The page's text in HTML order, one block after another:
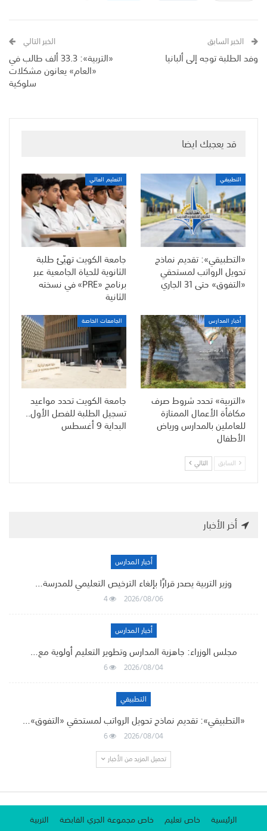
الخبر السابق
وفد الطلبة توجه إلى ألبانيا
الخبر التالي
«التربية»: 33.3 ألف طالب في
«العام» يعانون مشكلات
سلوكية
قد يعجبك ايضا
التطبيقي
«التطبيقي»: تقديم نماذج
تحويل الرواتب لمستحقي
«التفوق» حتى 31 الجاري
التعليم العالي
جامعة الكويت تهيّئ طلبة
الثانوية للحياة الجامعية عبر
برنامج «PRE» في نسخته
الثانية
أخبار المدارس
«التربية» تحدد شروط صرف
مكافأة الأعمال الممتازة
للعاملين بالمدارس ورياض
الأطفال
الجامعات الخاصة
جامعة الكويت تحدد مواعيد
تسجيل الطلبة للفصل الأول..
البداية 9 أغسطس
السابق التالي
أخر الأخبار
أخبار المدارس
وزير التربية يصدر قرارًا بإلغاء الترخيص التعليمي للمدرسة…
2026/08/06
4
أخبار المدارس
مجلس الوزراء: جاهزية المدارس وتطوير التعليم أولوية مع…
2026/08/04
6
التطبيقي
«التطبيقي»: تقديم نماذج تحويل الرواتب لمستحقي «التفوق»…
2026/08/04
6
تحميل المزيد من الأخبار
الرئيسية خاص تعليم خاص مجموعة الجري القابضة
التربية